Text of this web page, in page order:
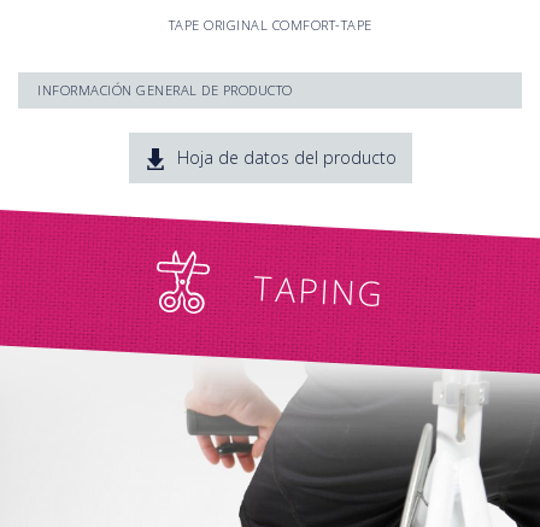
TAPE ORIGINAL COMFORT-TAPE
INFORMACIÓN GENERAL DE PRODUCTO
Adhesivo acrílico hipoalergénico
Características similares a la piel
Excelente agarre con contacto al agua
Transpirable y resistente al agua
Libre de medicamentos
Duración hasta 5 días
Disponible en 9 colores atractivos
Hoja de datos del producto
TAPING